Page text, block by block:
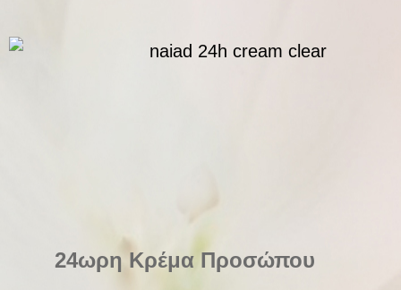
24ωρη Κρέμα Προσώπου